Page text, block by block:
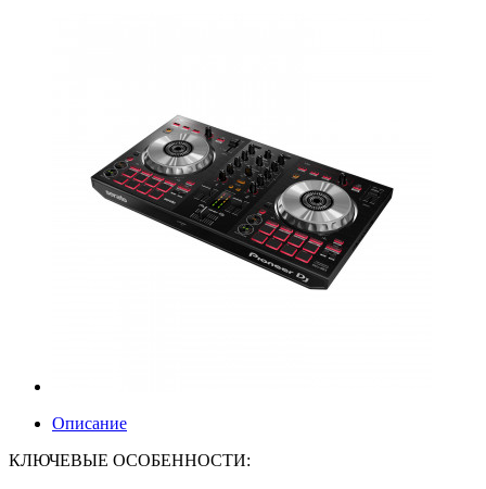
Описание
КЛЮЧЕВЫЕ ОСОБЕННОСТИ: